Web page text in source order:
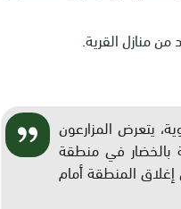
منازل القرية.
يتعرض المزارعون
كان آخرها تخريب 70 دونمًا مزروعة بالخضار في منطقة
المنطقة أمام